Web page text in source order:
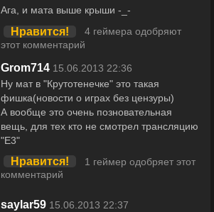
Ага, и мата выше крыши -_-
Нравится!
4 геймера одобряют
этот комментарий
Grom714 15.06.2013 22:36
Ну мат в "Крутотенечке" это такая
фишка(новости о играх без цензуры)
А вообще это очень позновательная
вещь, для тех кто не смотрел трансляцию
"Е3"
Нравится!
1 геймер одобряет этот
комментарий
saylar59 15.06.2013 22:37